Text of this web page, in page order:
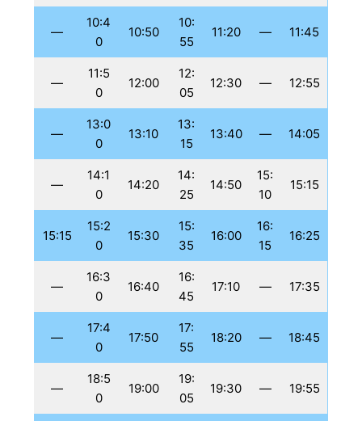
—
10:4
0
10:50
10:
55
11:20 — 11:45
—
11:5
0
12:00
12:
05
12:30 — 12:55
—
13:0
0
13:10
13:
15
13:40 — 14:05
—
14:1
0
14:20
14:
25
14:50
15:
10
15:15
15:15
15:2
0
15:30
15:
35
16:00
16:
15
16:25
—
16:3
0
16:40
16:
45
17:10 — 17:35
—
17:4
0
17:50
17:
55
18:20 — 18:45
—
18:5
0
19:00
19:
05
19:30 — 19:55